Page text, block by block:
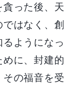
った後、天
はなく、創
ようになっ
に、封建的
の福音を受